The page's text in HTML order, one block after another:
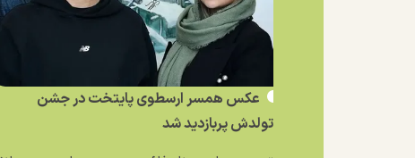
عکس همسر ارسطوی پایتخت در جشن
تولدش پربازدید شد